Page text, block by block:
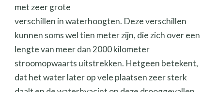
met zeer grote
verschillen in waterhoogten. Deze verschillen
kunnen soms wel tien meter zijn, die zich over een
lengte van meer dan 2000 kilometer
stroomopwaarts uitstrekken. Hetgeen betekent,
dat het water later op vele plaatsen zeer sterk